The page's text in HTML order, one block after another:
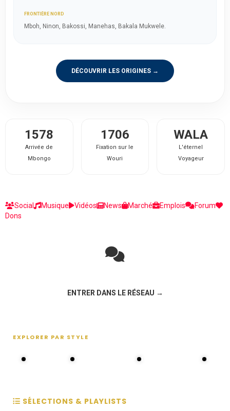
FRONTIÈRE NORD
Mboh, Ninon, Bakossi, Manehas, Bakala Mukwele.
DÉCOUVRIR LES ORIGINES →
1578
Arrivée de
Mbongo
1706
Fixation sur le
Wouri
WALA
L'éternel
Voyageur
Social Musique Vidéos News Marché Emplois
Forum
Dons
ENTRER DANS LE RÉSEAU →
EXPLORER PAR STYLE
SÉLECTIONS & PLAYLISTS